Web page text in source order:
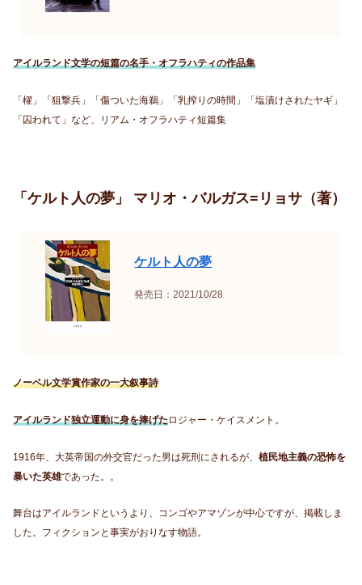
アイルランド文学の短篇の名手・オフラハティの作品集
「櫂」「狙撃兵」「傷ついた海鵜」「乳搾りの時間」「塩漬けされたヤギ」
「囚われて」など、リアム・オフラハティ短篇集
「ケルト人の夢」 マリオ・バルガス=リョサ（著）
ケルト人の夢
発売日：2021/10/28
ノーベル文学賞作家の一大叙事詩
アイルランド独立運動に身を捧げたロジャー・ケイスメント。
1916年、大英帝国の外交官だった男は死刑にされるが、 植民地主義の恐怖を
暴いた英雄であった。。
舞台はアイルランドというより、コンゴやアマゾンが中心ですが、掲載しま
した。フィクションと事実がおりなす物語。